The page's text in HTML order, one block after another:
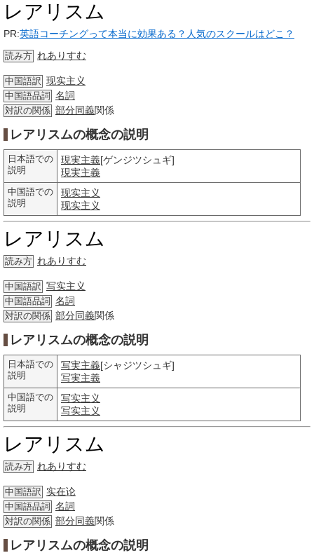
レアリスム
PR:英語コーチングって本当に効果ある？人気のスクールはどこ？
読み方 れありすむ
中国語訳 现实主义
中国語品詞 名詞
対訳の関係 部分同義関係
レアリスムの概念の説明
日本語での
説明
現実主義[ゲンジツシュギ]
現実主義
中国語での
説明
现实主义
现实主义
レアリスム
読み方 れありすむ
中国語訳 写实主义
中国語品詞 名詞
対訳の関係 部分同義関係
レアリスムの概念の説明
日本語での
説明
写実主義[シャジツシュギ]
写実主義
中国語での
説明
写实主义
写实主义
レアリスム
読み方 れありすむ
中国語訳 实在论
中国語品詞 名詞
対訳の関係 部分同義関係
レアリスムの概念の説明